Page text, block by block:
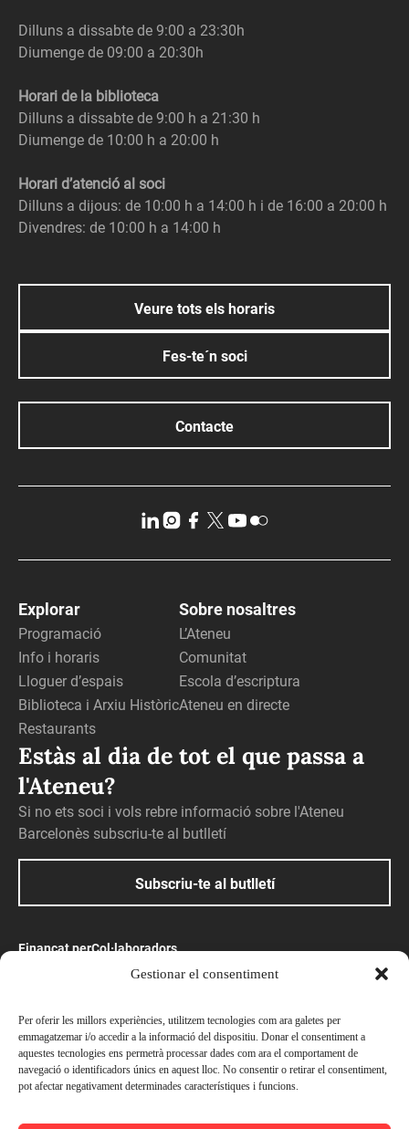
Gestionar el consentiment
Per oferir les millors experiències, utilitzem tecnologies com ara galetes per
emmagatzemar i/o accedir a la informació del dispositiu. Donar el consentiment a
aquestes tecnologies ens permetrà processar dades com ara el comportament de
navegació o identificadors únics en aquest lloc. No consentir o retirar el consentiment,
pot afectar negativament determinades característiques i funcions.
Dilluns a dissabte de 9:00 a 23:30h
Diumenge de 09:00 a 20:30h
Horari de la biblioteca
Dilluns a dissabte de 9:00 h a 21:30 h
Diumenge de 10:00 h a 20:00 h
Horari d’atenció al soci
Dilluns a dijous: de 10:00 h a 14:00 h i de 16:00 a 20:00 h
Divendres: de 10:00 h a 14:00 h
Veure tots els horaris
Fes-te´n soci
Contacte
Explorar
Programació
Info i horaris
Lloguer d’espais
Biblioteca i Arxiu Històric
Restaurants
Sobre nosaltres
L’Ateneu
Comunitat
Escola d’escriptura
Ateneu en directe
Estàs al dia de tot el que passa a
l'Ateneu?
Si no ets soci i vols rebre informació sobre l'Ateneu
Barcelonès subscriu-te al butlletí
Subscriu-te al butlletí
Finançat perCol·laboradors